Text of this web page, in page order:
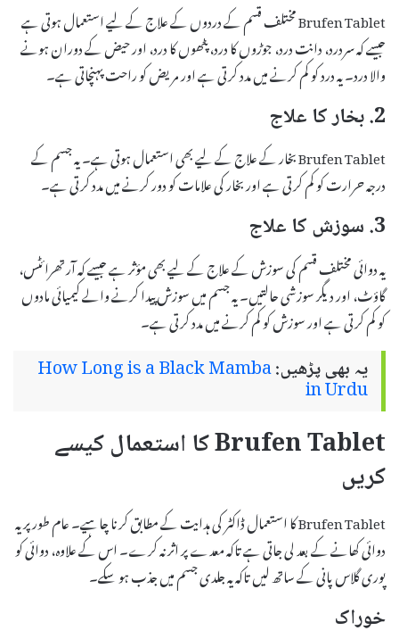
Brufen Tablet مختلف قسم کے دردوں کے علاج کے لیے استعمال ہوتی ہے
جیسے کہ سردرد، دانت درد، جوڑوں کا درد، پٹھوں کا درد، اور حیض کے دوران ہونے
والا درد۔ یہ درد کو کم کرنے میں مدد کرتی ہے اور مریض کو راحت پہنچاتی ہے۔
2. بخار کا علاج
Brufen Tablet بخار کے علاج کے لیے بھی استعمال ہوتی ہے۔ یہ جسم کے
درجہ حرارت کو کم کرتی ہے اور بخار کی علامات کو دور کرنے میں مدد کرتی ہے۔
3. سوزش کا علاج
یہ دوائی مختلف قسم کی سوزش کے علاج کے لیے بھی مؤثر ہے جیسے کہ آرتھرائٹس،
گاؤٹ، اور دیگر سوزشی حالتیں۔ یہ جسم میں سوزش پیدا کرنے والے کیمیائی مادوں
کو کم کرتی ہے اور سوزش کو کم کرنے میں مدد کرتی ہے۔
یہ بھی پڑھیں:How Long is a Black Mamba
in Urdu
Brufen Tablet کا استعمال کیسے
کریں
Brufen Tablet کا استعمال ڈاکٹر کی ہدایت کے مطابق کرنا چاہیے۔ عام طور پر یہ
دوائی کھانے کے بعد لی جاتی ہے تاکہ معدے پر اثر نہ کرے۔ اس کے علاوہ، دوائی کو
پوری گلاس پانی کے ساتھ لیں تاکہ یہ جلدی جسم میں جذب ہو سکے۔
خوراک